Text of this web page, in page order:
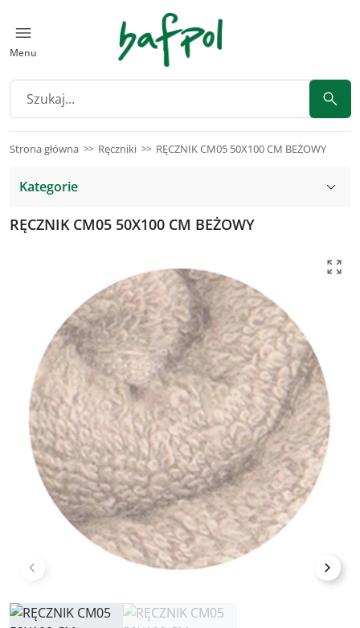
Menu
Strona główna Ręczniki RĘCZNIK CM05 50X100 CM BEŻOWY
Kategorie
RĘCZNIK CM05 50X100 CM BEŻOWY
Poprzedni